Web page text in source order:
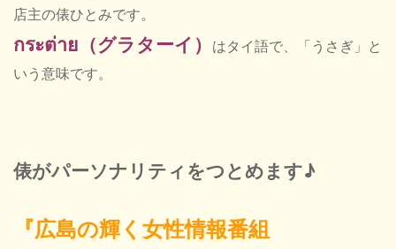
店主の俵ひとみです。
กระต่าย（グラターイ） はタイ語で、「うさぎ」と
いう意味です。
俵がパーソナリティをつとめます♪
『広島の輝く女性情報番組